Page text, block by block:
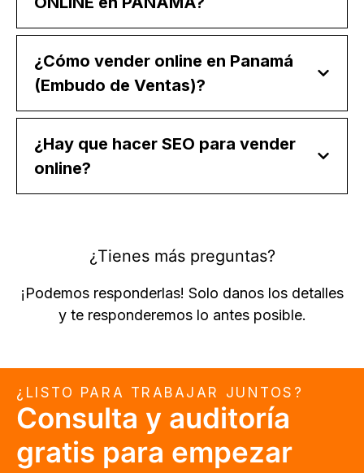
¿Cómo vender online en Panamá
(Embudo de Ventas)?
¿Hay que hacer SEO para vender
online?
¿Tienes más preguntas?
¡Podemos responderlas! Solo danos los detalles
y te responderemos lo antes posible.
¿LISTO PARA TRABAJAR JUNTOS?
Consulta y auditoría
gratis para empezar